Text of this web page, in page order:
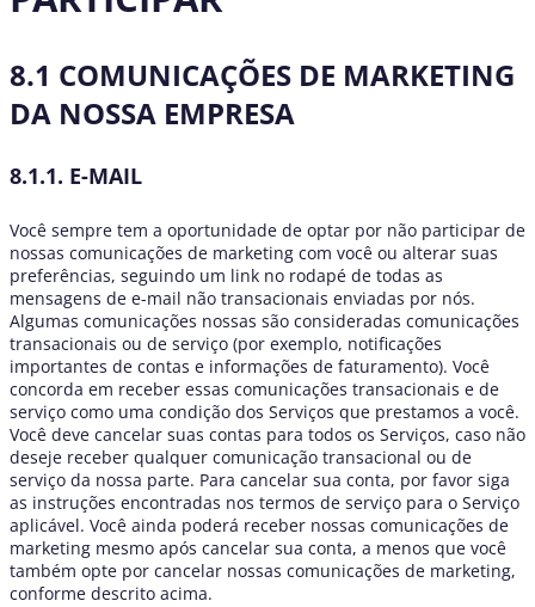
8.1 COMUNICAÇÕES DE MARKETING
DA NOSSA EMPRESA
8.1.1. E-MAIL
Você sempre tem a oportunidade de optar por não participar de
nossas comunicações de marketing com você ou alterar suas
preferências, seguindo um link no rodapé de todas as
mensagens de e-mail não transacionais enviadas por nós.
Algumas comunicações nossas são consideradas comunicações
transacionais ou de serviço (por exemplo, notificações
importantes de contas e informações de faturamento). Você
concorda em receber essas comunicações transacionais e de
serviço como uma condição dos Serviços que prestamos a você.
Você deve cancelar suas contas para todos os Serviços, caso não
deseje receber qualquer comunicação transacional ou de
serviço da nossa parte. Para cancelar sua conta, por favor siga
as instruções encontradas nos termos de serviço para o Serviço
aplicável. Você ainda poderá receber nossas comunicações de
marketing mesmo após cancelar sua conta, a menos que você
também opte por cancelar nossas comunicações de marketing,
conforme descrito acima.